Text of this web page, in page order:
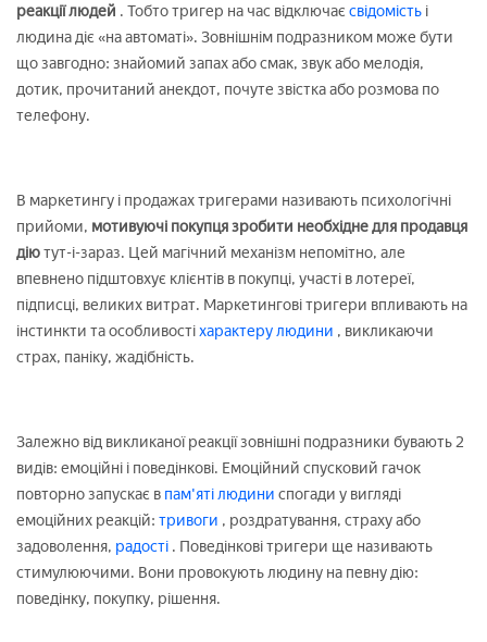
реакції людей . Тобто тригер на час відключає свідомість і
людина діє «на автоматі». Зовнішнім подразником може бути
що завгодно: знайомий запах або смак, звук або мелодія,
дотик, прочитаний анекдот, почуте звістка або розмова по
телефону.
В маркетингу і продажах тригерами називають психологічні
прийоми, мотивуючі покупця зробити необхідне для продавця
діютут-і-зараз. Цей магічний механізм непомітно, але
впевнено підштовхує клієнтів в покупці, участі в лотереї,
підписці, великих витрат. Маркетингові тригери впливають на
інстинкти та особливостіхарактеру людини , викликаючи
страх, паніку, жадібність.
Залежно від викликаної реакції зовнішні подразники бувають 2
видів: емоційні і поведінкові. Емоційний спусковий гачок
повторно запускає в пам'яті людини спогади у вигляді
емоційних реакцій: тривоги , роздратування, страху або
задоволення, радості . Поведінкові тригери ще називають
стимулюючими. Вони провокують людину на певну дію:
поведінку, покупку, рішення.